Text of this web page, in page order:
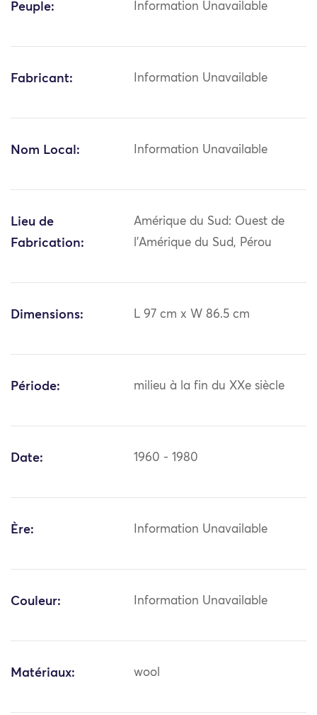
Peuple: Information Unavailable
Fabricant: Information Unavailable
Nom Local: Information Unavailable
Lieu de
Fabrication:
Amérique du Sud: Ouest de
l'Amérique du Sud, Pérou
Dimensions: L 97 cm x W 86.5 cm
Période: milieu à la fin du XXe siècle
Date: 1960 - 1980
Ère: Information Unavailable
Couleur: Information Unavailable
Matériaux: wool